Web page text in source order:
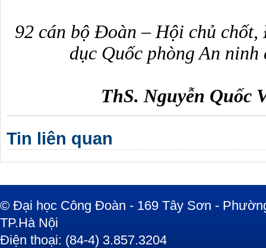
92 cán bộ Đoàn – Hội chủ
dục Quốc phòng An ninh
ThS. Nguyễn Quốc
Tin liên quan
© Đại học Công Đoàn - 169 Tây Sơn -
TP.Hà Nội
Điện thoại: (84-4) 3.857.3204